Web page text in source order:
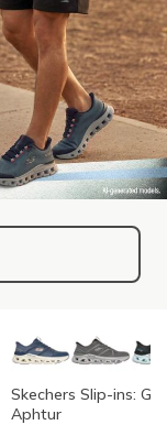
Skechers Slip-ins:
Aphtur